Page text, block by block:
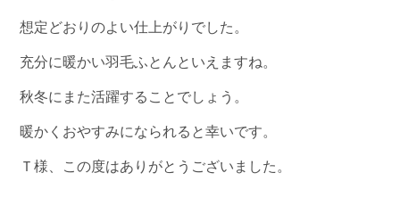
想定どおりのよい仕上がりでした。
充分に暖かい羽毛ふとんといえますね。
秋冬にまた活躍することでしょう。
暖かくおやすみになられると幸いです。
Ｔ様、この度はありがとうございました。